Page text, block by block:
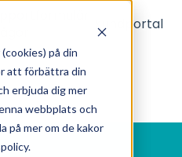
på din
att förbättra din
erbjuda dig mer
webbplats och
på mer om de kakor
Kundportal